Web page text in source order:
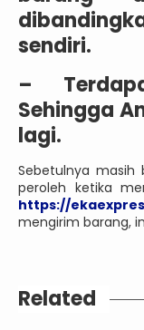
sendiri.
–
Sehingga
lagi.
Sebetulnya
peroleh ketika
https://
mengirim barang,
Related